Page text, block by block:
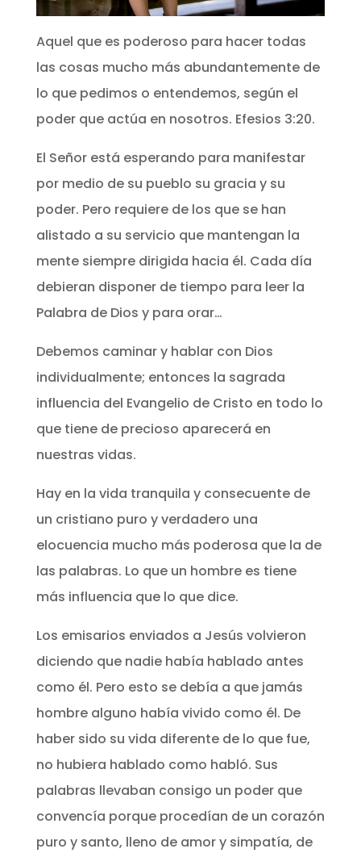
Aquel que es poderoso para hacer todas
las cosas mucho más abundantemente de
lo que pedimos o entendemos, según el
poder que actúa en nosotros. Efesios 3:20.
El Señor está esperando para manifestar
por medio de su pueblo su gracia y su
poder. Pero requiere de los que se han
alistado a su servicio que mantengan la
mente siempre dirigida hacia él. Cada día
debieran disponer de tiempo para leer la
Palabra de Dios y para orar…
Debemos caminar y hablar con Dios
individualmente; entonces la sagrada
influencia del Evangelio de Cristo en todo lo
que tiene de precioso aparecerá en
nuestras vidas.
Hay en la vida tranquila y consecuente de
un cristiano puro y verdadero una
elocuencia mucho más poderosa que la de
las palabras. Lo que un hombre es tiene
más influencia que lo que dice.
Los emisarios enviados a Jesús volvieron
diciendo que nadie había hablado antes
como él. Pero esto se debía a que jamás
hombre alguno había vivido como él. De
haber sido su vida diferente de lo que fue,
no hubiera hablado como habló. Sus
palabras llevaban consigo un poder que
convencía porque procedían de un corazón
puro y santo, lleno de amor y simpatía, de